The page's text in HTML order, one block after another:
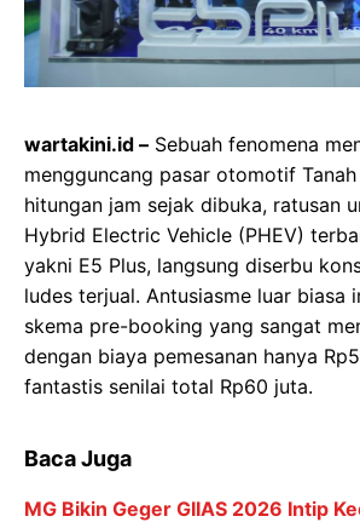
wartakini.id – Sebuah fenomena
mengguncang pasar otomotif
hitungan jam sejak dibuka, ratusan
Hybrid Electric Vehicle (PHEV)
yakni E5 Plus, langsung diserbu
ludes terjual. Antusiasme luar biasa
skema pre-booking yang sangat
dengan biaya pemesanan hanya
fantastis senilai total Rp60 juta.
Baca Juga
MG Bikin Geger GIIAS 2026 Intip